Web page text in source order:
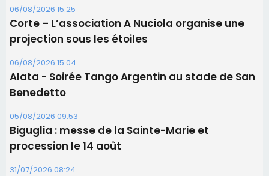
05/08/2026 09:53
Biguglia : messe de la Sainte-Marie et
procession le 14 août
31/07/2026 08:24
Tennis - Début ce week-end du tournoi du
RCPV
31/07/2026 08:22
82ème anniversaire de la disparition du
Commandant Antoine de Saint Exupery